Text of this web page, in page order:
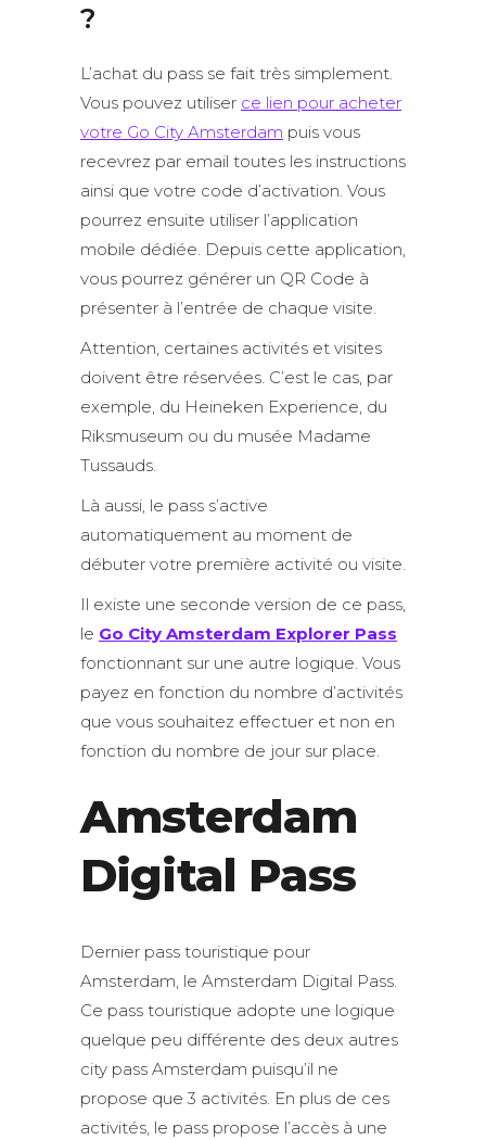
?
L’achat du pass se fait très simplement.
Vous pouvez utiliser ce lien pour acheter
votre Go City Amsterdam puis vous
recevrez par email toutes les instructions
ainsi que votre code d’activation. Vous
pourrez ensuite utiliser l’application
mobile dédiée. Depuis cette application,
vous pourrez générer un QR Code à
présenter à l’entrée de chaque visite.
Attention, certaines activités et visites
doivent être réservées. C’est le cas, par
exemple, du Heineken Experience, du
Riksmuseum ou du musée Madame
Tussauds.
Là aussi, le pass s’active
automatiquement au moment de
débuter votre première activité ou visite.
Il existe une seconde version de ce pass,
le Go City Amsterdam Explorer Pass
fonctionnant sur une autre logique. Vous
payez en fonction du nombre d’activités
que vous souhaitez effectuer et non en
fonction du nombre de jour sur place.
Amsterdam
Digital Pass
Dernier pass touristique pour
Amsterdam, le Amsterdam Digital Pass.
Ce pass touristique adopte une logique
quelque peu différente des deux autres
city pass Amsterdam puisqu’il ne
propose que 3 activités. En plus de ces
activités, le pass propose l’accès à une